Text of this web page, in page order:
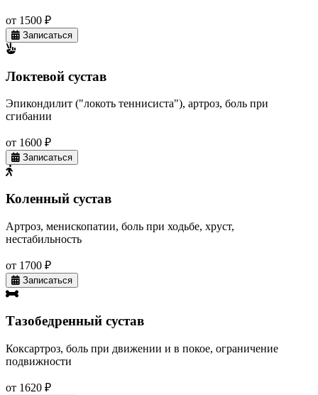
от 1500 ₽
Записаться
Локтевой сустав
Эпикондилит ("локоть теннисиста"), артроз, боль при
сгибании
от 1600 ₽
Записаться
Коленный сустав
Артроз, менископатии, боль при ходьбе, хруст,
нестабильность
от 1700 ₽
Записаться
Тазобедренный сустав
Коксартроз, боль при движении и в покое, ограничение
подвижности
от 1620 ₽